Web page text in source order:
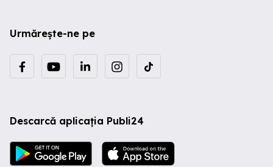
Urmărește-ne pe
Descarcă aplicația Publi24